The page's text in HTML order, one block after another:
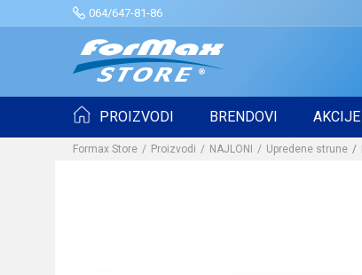
064/647-81-86
PROIZVODI BRENDOVI AKCIJE
Formax Store Proizvodi NAJLONI Upredene strune